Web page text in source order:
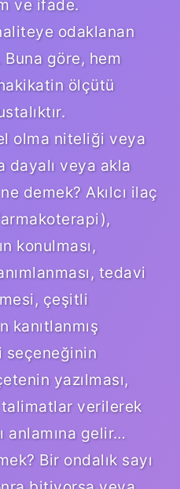
ve ifade.
odaklanan
göre, hem
ölçütü
olma niteliği veya
dayalı veya akla
demek? Akılcı ilaç
konulması,
tedavi
çeşitli
kanıtlanmış
seçeneğinin
yazılması,
verilerek
anlamına gelir…
Bir ondalık sayı